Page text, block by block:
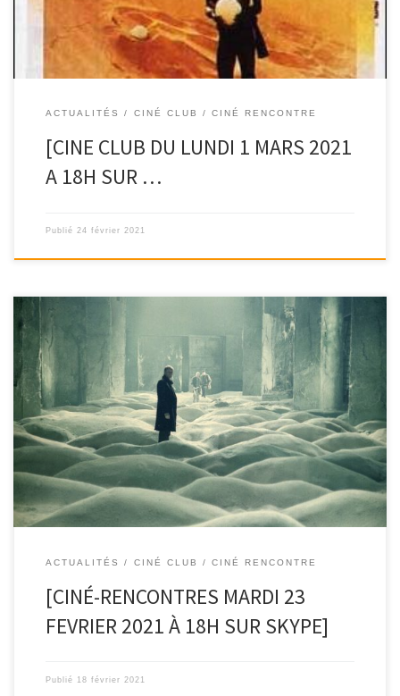
ACTUALITÉS CINÉ CLUB / CINÉ RENCONTRE
[CINE CLUB DU LUNDI 1 MARS 2021
A 18H SUR …
Publié 24 février 2021
La semaine prochaine, la discussion se poursuivra avec le film
« Stalker » de Andreï Tarkovski, disponible […]
ACTUALITÉS CINÉ CLUB / CINÉ RENCONTRE
[CINÉ-RENCONTRES MARDI 23
FEVRIER 2021 À 18H SUR SKYPE]
Publié 18 février 2021